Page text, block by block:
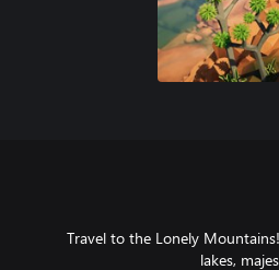
• Travel to the Lonely